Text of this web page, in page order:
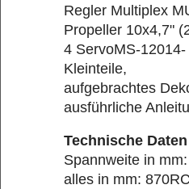
Regler Multiplex
Propeller 10x4,7"
4 ServoMS-12014-
Kleinteile,
aufgebrachtes
ausführliche
Technische Daten
Spannweite in
alles in mm: